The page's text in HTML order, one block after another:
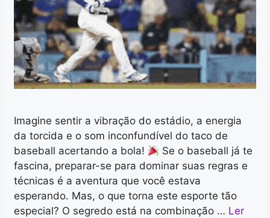
Imagine sentir a vibração do estádio, a energia
da torcida e o som inconfundível do taco de
baseball acertando a bola!
Se o baseball já te
fascina, preparar-se para dominar suas regras e
técnicas é a aventura que você estava
esperando. Mas, o que torna este esporte tão
especial? O segredo está na combinação … Ler